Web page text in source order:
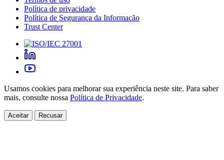
Política de privacidade
Política de Segurança da Informação
Trust Center
Usamos cookies para melhorar sua experiência neste site. Para saber
mais, consulte nossa Política de Privacidade.
Aceitar Recusar